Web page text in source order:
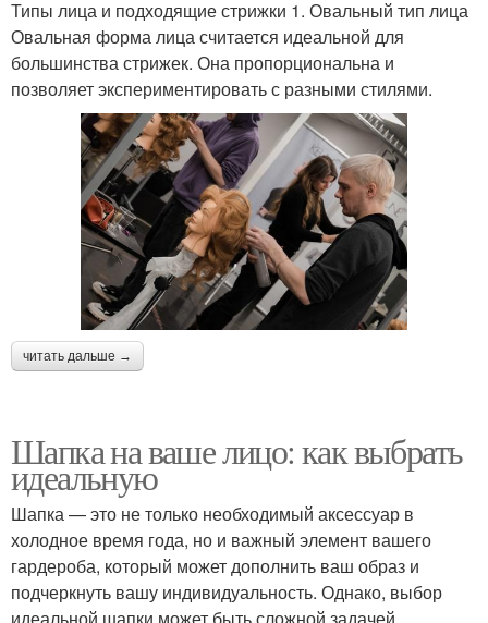
Типы лица и подходящие стрижки 1. Овальный тип лица
Овальная форма лица считается идеальной для
большинства стрижек. Она пропорциональна и
позволяет экспериментировать с разными стилями.
читать дальше →
Шапка на ваше лицо: как выбрать
идеальную
Шапка — это не только необходимый аксессуар в
холодное время года, но и важный элемент вашего
гардероба, который может дополнить ваш образ и
подчеркнуть вашу индивидуальность. Однако, выбор